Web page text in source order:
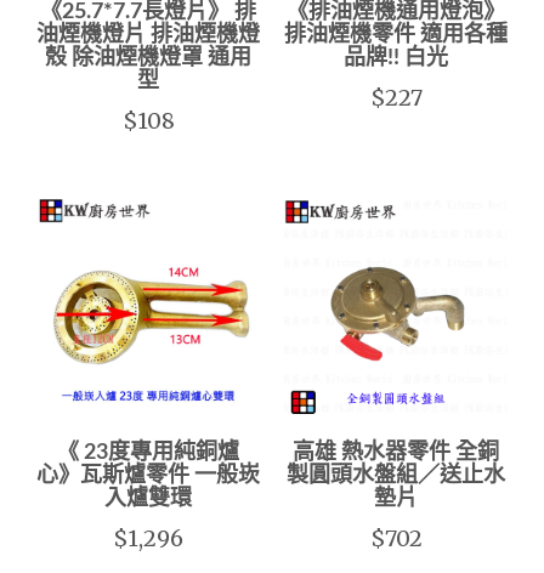
《25.7*7.7長燈片》 排
油煙機燈片 排油煙機燈
殼 除油煙機燈罩 通用
型
$108
《排油煙機通用燈泡》
排油煙機零件 適用各種
品牌!! 白光
$227
《 23度專用純銅爐
心》瓦斯爐零件 一般崁
入爐雙環
$1,296
高雄 熱水器零件 全銅
製圓頭水盤組／送止水
墊片
$702